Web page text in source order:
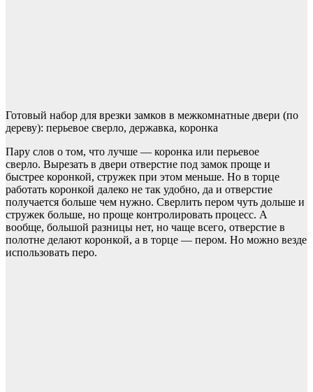
Готовый набор для врезки замков в межкомнатные двери (по
дереву): перьевое сверло, державка, коронка
Пару слов о том, что лучше — коронка или перьевое
сверло. Вырезать в двери отверстие под замок проще и
быстрее коронкой, стружек при этом меньше. Но в торце
работать коронкой далеко не так удобно, да и отверстие
получается больше чем нужно. Сверлить пером чуть дольше и
стружек больше, но проще контролировать процесс. А
вообще, большой разницы нет, но чаще всего, отверстие в
полотне делают коронкой, а в торце — пером. Но можно везде
использовать перо.